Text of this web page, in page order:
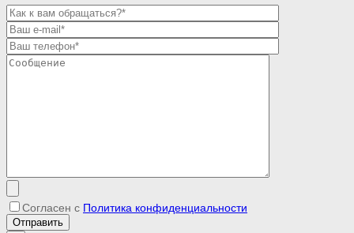
Согласен с Политика конфиденциальности